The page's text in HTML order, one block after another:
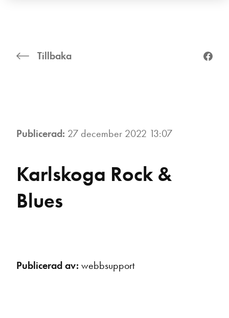
Tillbaka
Publicerad: 27 december 2022 13:07
Karlskoga Rock &
Blues
Publicerad av: webbsupport